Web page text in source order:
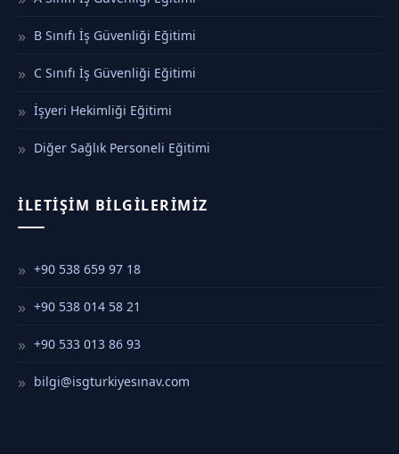
B Sınıfı İş Güvenliği Eğitimi
C Sınıfı İş Güvenliği Eğitimi
İşyeri Hekimliği Eğitimi
Diğer Sağlık Personeli Eğitimi
İLETIŞIM BILGILERIMIZ
+90 538 659 97 18
+90 538 014 58 21
+90 533 013 86 93
bilgi@isgturkiyesınav.com